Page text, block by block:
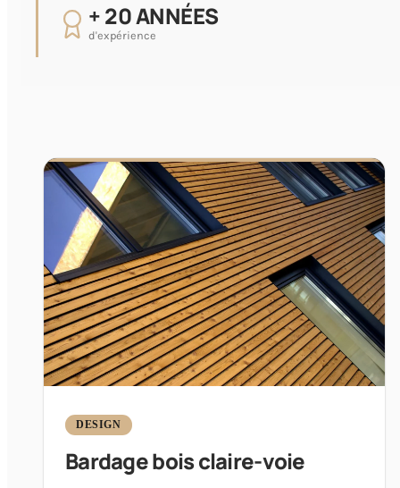
+ 20 ANNÉES
d'expérience
DESIGN
Bardage bois claire-voie